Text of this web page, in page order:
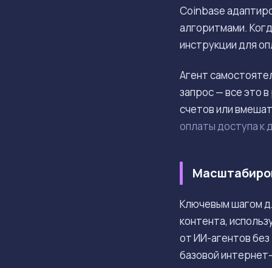
Coinbase
алгоритмами.
инструкции для
Агент
запрос — все это
счетов или
оплаты доступа к
Ключевым шагом
контента,
от ИИ-агентов
базовой